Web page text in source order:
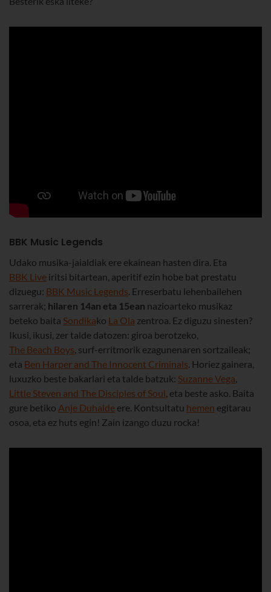
BBK Music Legends
Udako musika-jaialdiak ere ekainean hasten dira. Eta
BBK Live iritsi bitartean, aperitif ezin hobe bat prestatu
dizuegu: BBK Music Legends. Erreserbatu lehenbailehen
sarrerak; hilaren 14an eta 15ean nazioarteko musikaz
beteko baita Sondikako La Ola zentroa. Ez diguzu sinesten?
Ikusi, ikusi, zer talde datozen: giroa berotzeko,
The Beach Boys, surf-erritmorik ezagunenaren sortzaileak;
eta Ben Harper and The Innocent Criminals. Horiez gainera,
luxuzko beste bakarlari eta talde batzuk: Suzanne Vega,
Little Steven and The Disciples of Soul, eta beste asko. Baita
gure betiko Anje Duhalde ere. Kontsultatu hemen egitarau
osoa, eta ez huts egin! Zain izango duzu rocka!